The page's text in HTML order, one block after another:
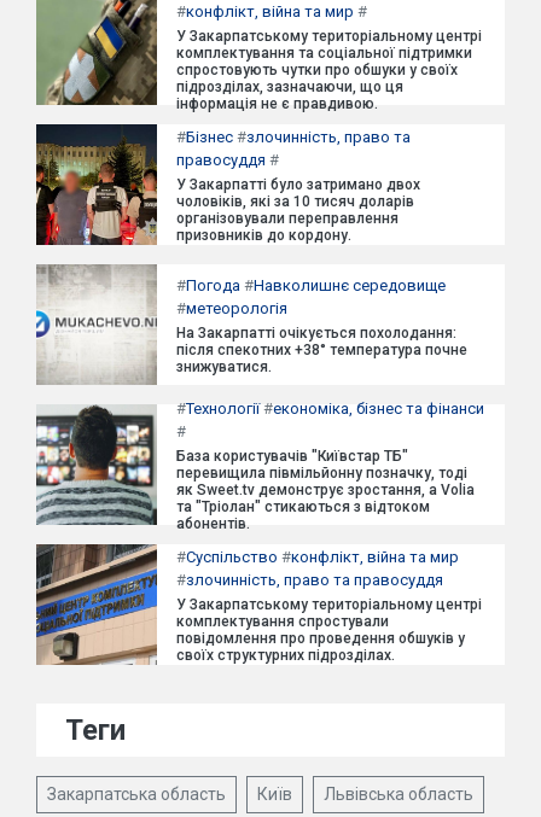
#конфлікт, війна та мир #
У Закарпатському територіальному центрі
комплектування та соціальної підтримки
спростовують чутки про обшуки у своїх
підрозділах, зазначаючи, що ця
інформація не є правдивою.
#Бізнес #злочинність, право та
правосуддя #
У Закарпатті було затримано двох
чоловіків, які за 10 тисяч доларів
організовували переправлення
призовників до кордону.
#Погода #Навколишнє середовище
#метеорологія
На Закарпатті очікується похолодання:
після спекотних +38° температура почне
знижуватися.
#Технології#економіка, бізнес та фінанси
#
База користувачів "Київстар ТБ"
перевищила півмільйонну позначку, тоді
як Sweet.tv демонструє зростання, а Volia
та "Тріолан" стикаються з відтоком
абонентів.
#Суспільство #конфлікт, війна та мир
#злочинність, право та правосуддя
У Закарпатському територіальному центрі
комплектування спростували
повідомлення про проведення обшуків у
своїх структурних підрозділах.
Теги
Закарпатська область Київ Львівська область